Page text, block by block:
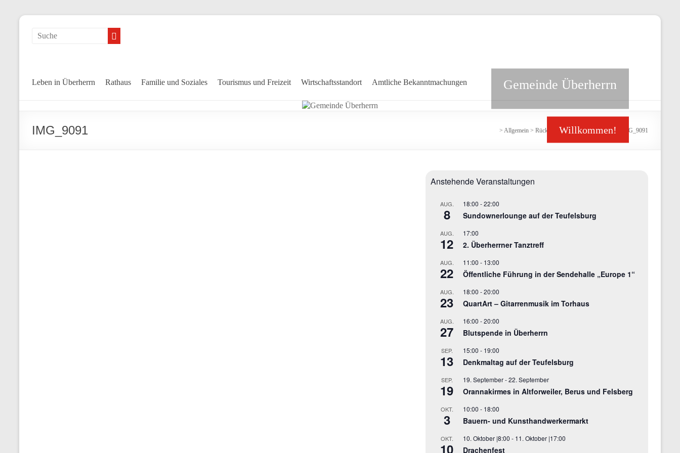
Leben in Überherrn Rathaus Familie und Soziales Tourismus und Freizeit Wirtschaftsstandort Amtliche Bekanntmachungen Gemeinde Überherrn
Willkommen!
IMG_9091 > Allgemein > Rückblick zu unserem Europatag > IMG_9091
Anstehende Veranstaltungen
AUG.
8
18:00 -22:00
Sundownerlounge auf der Teufelsburg
AUG.
12
17:00
2. Überherrner Tanztreff
AUG.
22
11:00 - 13:00
Öffentliche Führung in der Sendehalle „Europe 1“
AUG.
23
18:00 -20:00
QuartArt – Gitarrenmusik im Torhaus
AUG.
27
16:00 -20:00
Blutspende in Überherrn
SEP.
13
15:00 - 19:00
Denkmaltag auf der Teufelsburg
SEP.
19
19. September-22. September
Orannakirmes in Altforweiler, Berus und Felsberg
OKT.
3
10:00 - 18:00
Bauern- und Kunsthandwerkermarkt
OKT.
10
10. Oktober |8:00 - 11. Oktober |17:00
Drachenfest